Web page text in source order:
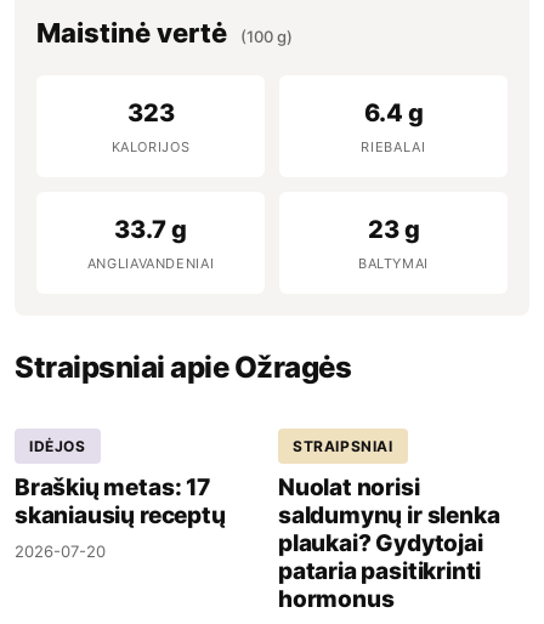
Maistinė vertė (100 g)
323
KALORIJOS
6.4 g
RIEBALAI
33.7 g
ANGLIAVANDENIAI
23 g
BALTYMAI
Straipsniai apie Ožragės
IDĖJOS
Braškių metas: 17
skaniausių receptų
2026-07-20
STRAIPSNIAI
Nuolat norisi
saldumynų ir slenka
plaukai? Gydytojai
pataria pasitikrinti
hormonus